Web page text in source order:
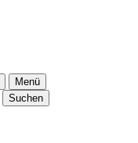
Menü
Suchen